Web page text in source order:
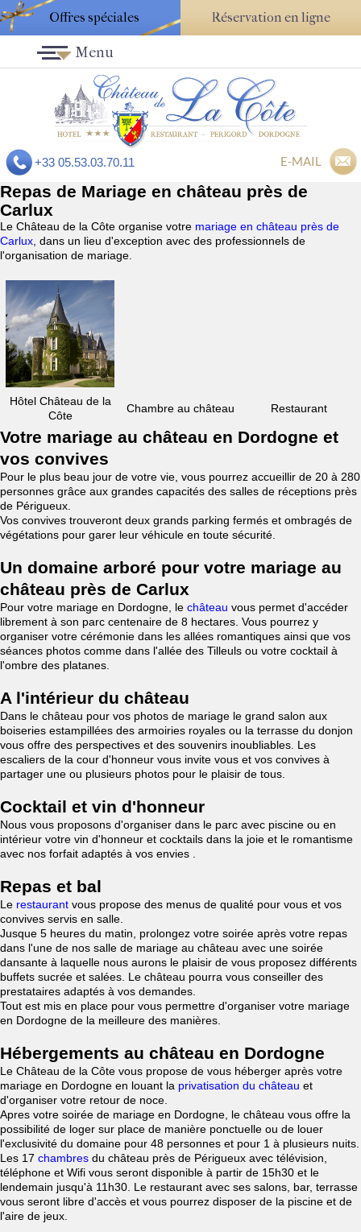
Offres spéciales Réservation en ligne
+33 05.53.03.70.11 E-MAIL
Menu
Repas de Mariage en château près de
Carlux
Le Château de la Côte organise votre mariage en château près de
Carlux , dans un lieu d'exception avec des professionnels de
l'organisation de mariage.
Hôtel Château de la
Côte
Chambre au château Restaurant
Votre mariage au château en Dordogne et
vos convives
Pour le plus beau jour de votre vie, vous pourrez accueillir de 20 à 280
personnes grâce aux grandes capacités des salles de réceptions près
de Périgueux.
Vos convives trouveront deux grands parking fermés et ombragés de
végétations pour garer leur véhicule en toute sécurité.
Un domaine arboré pour votre mariage au
château près de Carlux
Pour votre mariage en Dordogne, le château vous permet d'accéder
librement à son parc centenaire de 8 hectares. Vous pourrez y
organiser votre cérémonie dans les allées romantiques ainsi que vos
séances photos comme dans l'allée des Tilleuls ou votre cocktail à
l'ombre des platanes.
A l'intérieur du château
Dans le château pour vos photos de mariage le grand salon aux
boiseries estampillées des armoiries royales ou la terrasse du donjon
vous offre des perspectives et des souvenirs inoubliables. Les
escaliers de la cour d'honneur vous invite vous et vos convives à
partager une ou plusieurs photos pour le plaisir de tous.
Cocktail et vin d'honneur
Nous vous proposons d'organiser dans le parc avec piscine ou en
intérieur votre vin d'honneur et cocktails dans la joie et le romantisme
avec nos forfait adaptés à vos envies .
Repas et bal
Le restaurant vous propose des menus de qualité pour vous et vos
convives servis en salle.
Jusque 5 heures du matin, prolongez votre soirée après votre repas
dans l'une de nos salle de mariage au château avec une soirée
dansante à laquelle nous aurons le plaisir de vous proposez différents
buffets sucrée et salées. Le château pourra vous conseiller des
prestataires adaptés à vos demandes.
Tout est mis en place pour vous permettre d'organiser votre mariage
en Dordogne de la meilleure des manières.
Hébergements au château en Dordogne
Le Château de la Côte vous propose de vous héberger après votre
mariage en Dordogne en louant la privatisation du château et
d'organiser votre retour de noce.
Apres votre soirée de mariage en Dordogne, le château vous offre la
possibilité de loger sur place de manière ponctuelle ou de louer
l'exclusivité du domaine pour 48 personnes et pour 1 à plusieurs nuits.
Les 17 chambres du château près de Périgueux avec télévision,
téléphone et Wifi vous seront disponible à partir de 15h30 et le
lendemain jusqu'à 11h30. Le restaurant avec ses salons, bar, terrasse
vous seront libre d'accès et vous pourrez disposer de la piscine et de
l'aire de jeux.